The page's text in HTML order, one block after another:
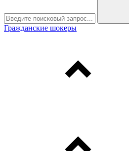
Гражданские шокеры